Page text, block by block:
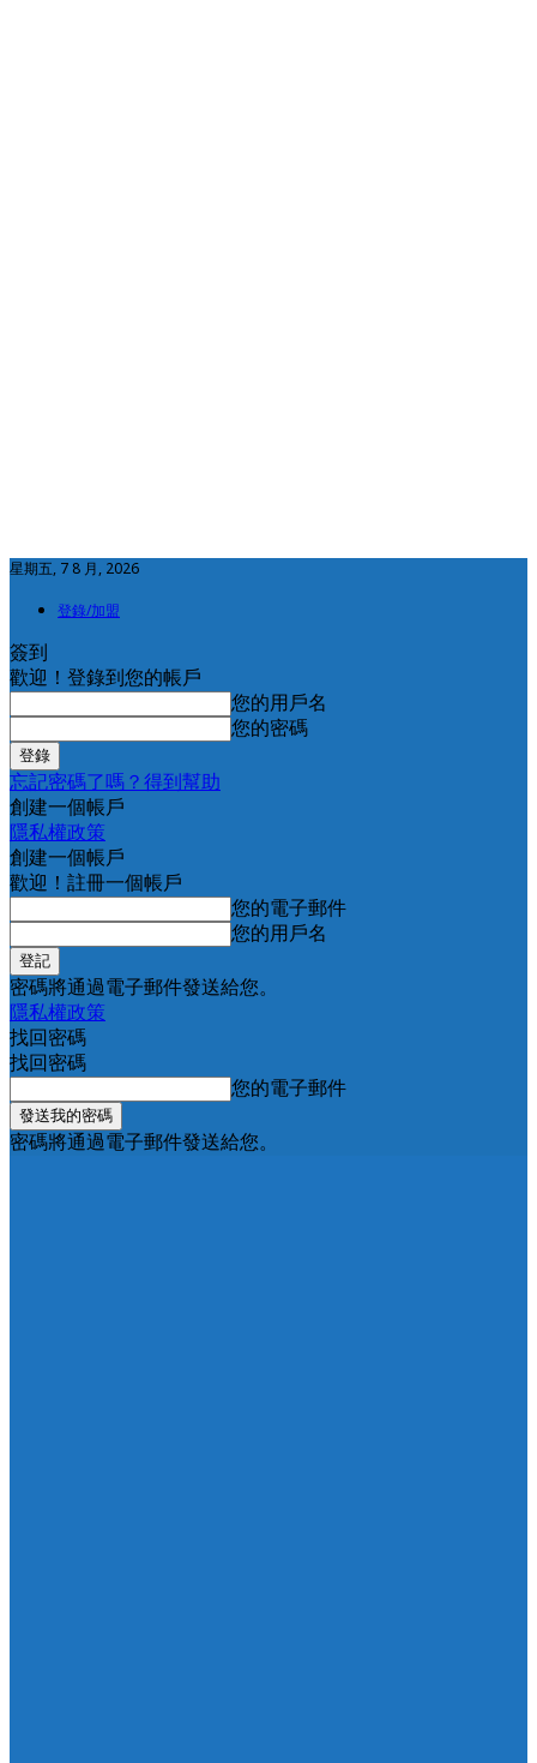
星期五, 7 8 月, 2026
登錄/加盟
簽到
歡迎！登錄到您的帳戶
您的用戶名
您的密碼
忘記密碼了嗎？得到幫助
創建一個帳戶
隱私權政策
創建一個帳戶
歡迎！註冊一個帳戶
您的電子郵件
您的用戶名
密碼將通過電子郵件發送給您。
隱私權政策
找回密碼
找回密碼
您的電子郵件
密碼將通過電子郵件發送給您。